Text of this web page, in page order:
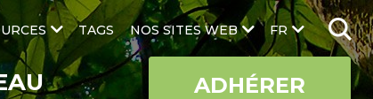
FR
TAGS NOS SITES WEB
ADHÉRER